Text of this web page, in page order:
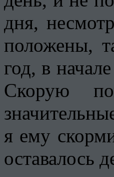
дня,
положены,
год, в
Скорую
я ему
оставалось